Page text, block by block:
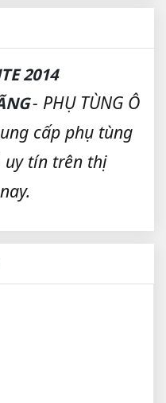
2014
- PHỤ TÙNG Ô
cấp phụ tùng
uy tín trên thị